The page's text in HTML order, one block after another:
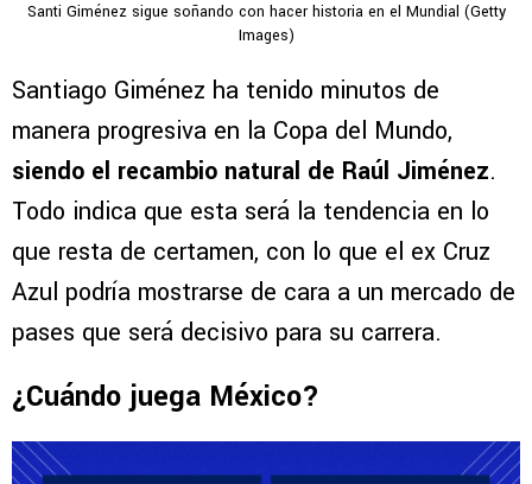
Santi Giménez sigue soñando con hacer historia en el Mundial (Getty
Images)
Santiago Giménez ha tenido minutos de
manera progresiva en la Copa del Mundo,
siendo el recambio natural de Raúl Jiménez.
Todo indica que esta será la tendencia en lo
que resta de certamen, con lo que el ex Cruz
Azul podría mostrarse de cara a un mercado de
pases que será decisivo para su carrera.
¿Cuándo juega México?